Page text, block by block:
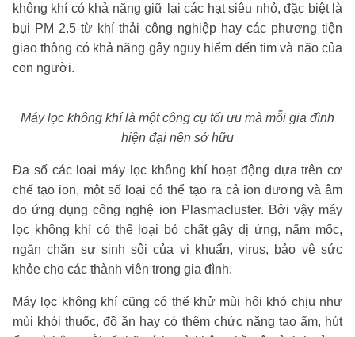
không khí có khả năng giữ lại các hạt siêu nhỏ, đặc biệt là
bụi PM 2.5 từ khí thải công nghiệp hay các phương tiện
giao thông có khả năng gây nguy hiểm đến tim và não của
con người.
Máy lọc không khí là một công cụ tối ưu mà mỗi gia đình
hiện đại nên sở hữu
Đa số các loại máy lọc không khí hoạt động dựa trên cơ
chế tạo ion, một số loại có thể tạo ra cả ion dương và âm
do ứng dụng công nghệ ion Plasmacluster. Bởi vậy máy
lọc không khí có thể loại bỏ chất gây dị ứng, nấm mốc,
ngăn chặn sự sinh sôi của vi khuẩn, virus, bảo vệ sức
khỏe cho các thành viên trong gia đình.
Máy lọc không khí cũng có thể khử mùi hôi khó chịu như
mùi khói thuốc, đồ ăn hay có thêm chức năng tạo ẩm, hút